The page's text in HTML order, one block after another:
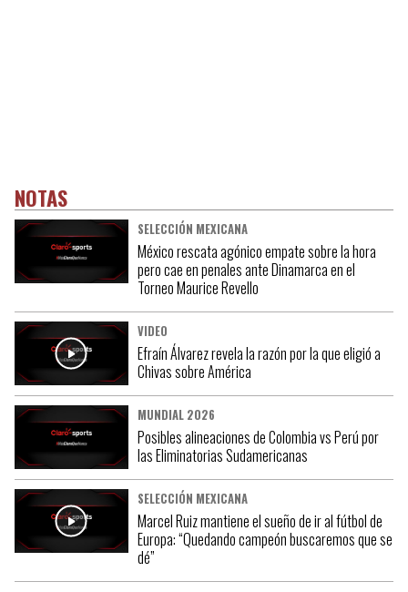
NOTAS
SELECCIÓN MEXICANA
México rescata agónico empate sobre la hora
pero cae en penales ante Dinamarca en el
Torneo Maurice Revello
VIDEO
Efraín Álvarez revela la razón por la que eligió a
Chivas sobre América
MUNDIAL 2026
Posibles alineaciones de Colombia vs Perú por
las Eliminatorias Sudamericanas
SELECCIÓN MEXICANA
Marcel Ruiz mantiene el sueño de ir al fútbol de
Europa: “Quedando campeón buscaremos que se
dé”